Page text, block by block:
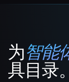
That AI
为智能
具目录。